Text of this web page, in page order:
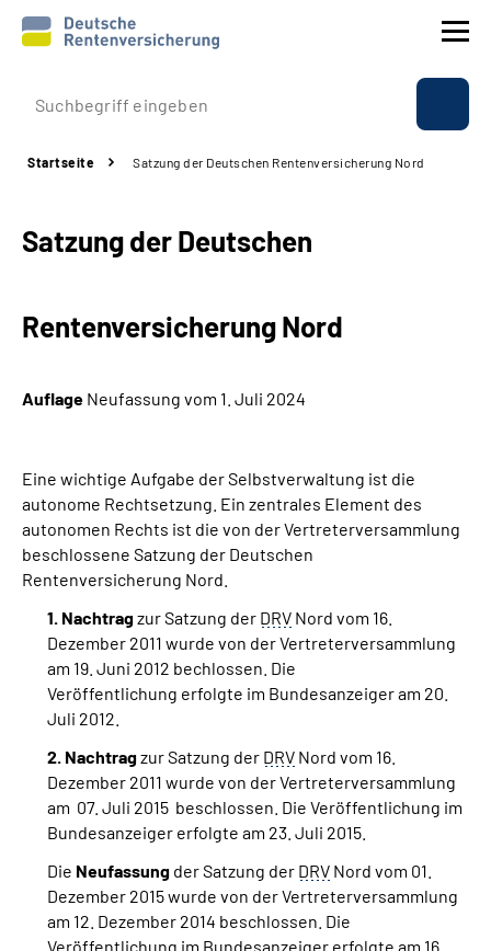
Prävention
Rente
Online-Services
Suche
Inhalte in Gebärdensprache (DGS)
Leichte Sprache
Mein Kundenportal
Startseite Satzung der Deutschen Rentenversicherung Nord
Satzung der Deutschen
Rentenversicherung Nord
Auflage Neufassung vom 1. Juli 2024
Eine wichtige Aufgabe der Selbstverwaltung ist die
autonome Rechtsetzung. Ein zentrales Element des
autonomen Rechts ist die von der Vertreterversammlung
beschlossene Satzung der Deutschen
Rentenversicherung Nord.
1. Nachtragzur Satzung der DRV Nord vom 16.
Dezember 2011 wurde von der Vertreterversammlung
am 19. Juni 2012 bechlossen. Die
Veröffentlichung erfolgte im Bundesanzeiger am 20.
Juli 2012.
2. Nachtragzur Satzung der DRV Nord vom 16.
Dezember 2011 wurde von der Vertreterversammlung
am 07. Juli 2015 beschlossen. Die Veröffentlichung im
Bundesanzeiger erfolgte am 23. Juli 2015.
Die Neufassung der Satzung der DRV Nord vom 01.
Dezember 2015 wurde von der Vertreterversammlung
am 12. Dezember 2014 beschlossen. Die
Veröffentlichung im Bundesanzeiger erfolgte am 16.